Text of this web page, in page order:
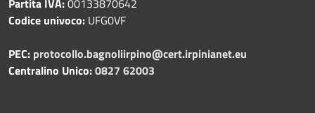
Codice univoco: UFG0VF
PEC: protocollo.bagnoliirpino@cert.irpinianet.eu
Centralino Unico:0827 62003